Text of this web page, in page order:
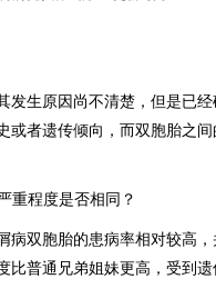
发生原因尚不清楚，但是已
或者遗传倾向，而双胞胎之
重程度是否相同？
病双胞胎的患病率相对较高
比普通兄弟姐妹更高，受到遗